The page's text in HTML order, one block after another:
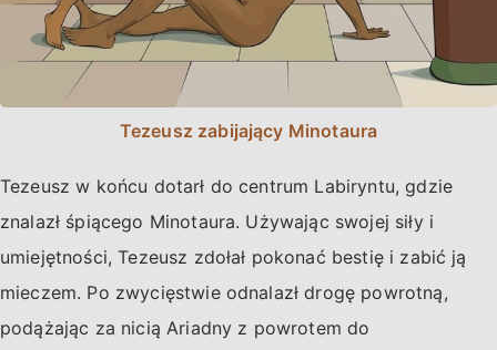
Tezeusz zabijający Minotaura
Tezeusz w końcu dotarł do centrum Labiryntu, gdzie
znalazł śpiącego Minotaura. Używając swojej siły i
umiejętności, Tezeusz zdołał pokonać bestię i zabić ją
mieczem. Po zwycięstwie odnalazł drogę powrotną,
podążając za nicią Ariadny z powrotem do